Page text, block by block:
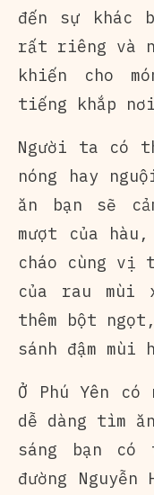
đến sự khác
rất riêng và
khiến cho
tiếng khắp
Người ta có
nóng hay
ăn bạn sẽ
mượt của
cháo cùng vị
của rau mùi
thêm bột
sánh đậm mùi
Ở Phú Yên
dễ dàng tìm
sáng bạn
đường